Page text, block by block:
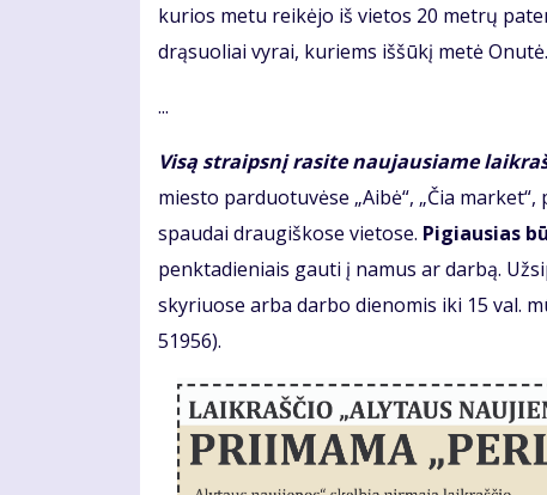
kurios metu reikėjo iš vietos 20 metrų
drąsuoliai vyrai, kuriems iššūkį metė Onutė.
...
Visą straipsnį rasite naujausiame
miesto parduotuvėse „Aibė“, „Čia
spaudai draugiškose vietose. Pigiausias
penktadieniais gauti į namus ar darbą.
skyriuose arba darbo dienomis iki 15 val.
51956).